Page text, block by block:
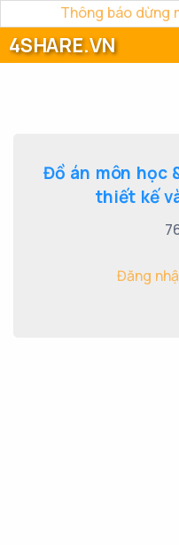
Thông báo dừng
4SHARE.VN
Đồ án môn học
thiết kế
Đăng